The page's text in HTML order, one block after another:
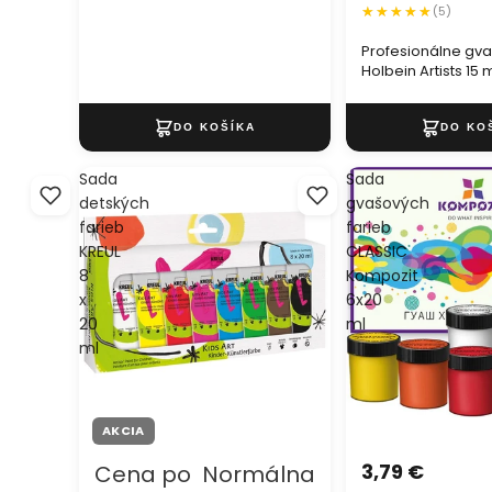
Profesionálne
Holbein Artists 15 ml |
(5)
Sada
detských
farieb
KREUL
8
x
20
ml
AKCIA
Cena po Normálna
Sada
gvašových
farieb
CLASSIC
Kompozit
6x20
ml
3,79 €